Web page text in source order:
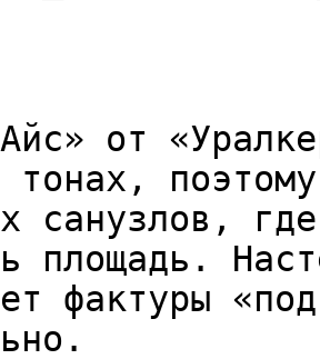
от
тонах,
санузлов,
площадь.
фактуры